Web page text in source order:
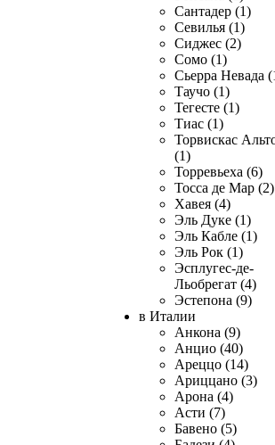
Сантадер (1)
Севилья (1)
Сиджес (2)
Сомо (1)
Сьерра Невада
Таучо (1)
Тегесте (1)
Тиас (1)
Торвискас
(1)
Торревьеха (6)
Тосса де Мар (2)
Хавея (4)
Эль Дуке (1)
Эль Кабле (1)
Эль Рок (1)
Эсплугес-де-
Льобрегат (4)
Эстепона (9)
в Италии
Анкона (9)
Анцио (40)
Ареццо (14)
Ариццано (3)
Арона (4)
Асти (7)
Бавено (5)